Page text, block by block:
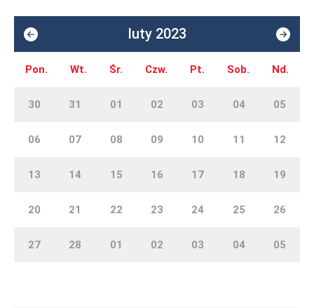
luty 2023
Pon. Wt. Śr. Czw. Pt. Sob. Nd.
30 31 01 02 03 04 05
06 07 08 09 10 11 12
13 14 15 16 17 18 19
20 21 22 23 24 25 26
27 28 01 02 03 04 05